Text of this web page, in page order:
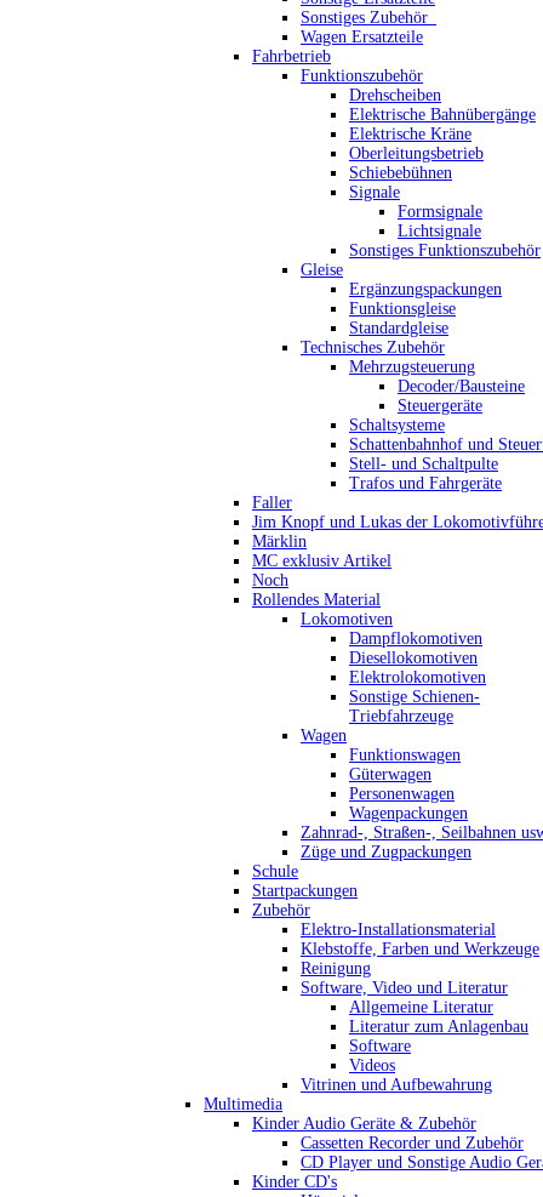
Sonstiges Zubehör_
Wagen Ersatzteile
Fahrbetrieb
Funktionszubehör
Drehscheiben
Elektrische Bahnübergänge
Elektrische Kräne
Oberleitungsbetrieb
Schiebebühnen
Signale
Formsignale
Lichtsignale
Sonstiges Funktionszubehör
Gleise
Ergänzungspackungen
Funktionsgleise
Standardgleise
Technisches Zubehör
Mehrzugsteuerung
Decoder/Bausteine
Steuergeräte
Schaltsysteme
Schattenbahnhof und
Stell- und Schaltpulte
Trafos und Fahrgeräte
Faller
Jim Knopf und Lukas der
Märklin
MC exklusiv Artikel
Noch
Rollendes Material
Lokomotiven
Dampflokomotiven
Diesellokomotiven
Elektrolokomotiven
Sonstige Schienen-
Triebfahrzeuge
Wagen
Funktionswagen
Güterwagen
Personenwagen
Wagenpackungen
Zahnrad-, Straßen-, Seilbahnen
Züge und Zugpackungen
Schule
Startpackungen
Zubehör
Elektro-Installationsmaterial
Klebstoffe, Farben und Werkzeuge
Reinigung
Software, Video und Literatur
Allgemeine Literatur
Literatur zum Anlagenbau
Software
Videos
Vitrinen und Aufbewahrung
Multimedia
Kinder Audio Geräte & Zubehör
Cassetten Recorder und Zubehör
CD Player und Sonstige Audio
Kinder CD's